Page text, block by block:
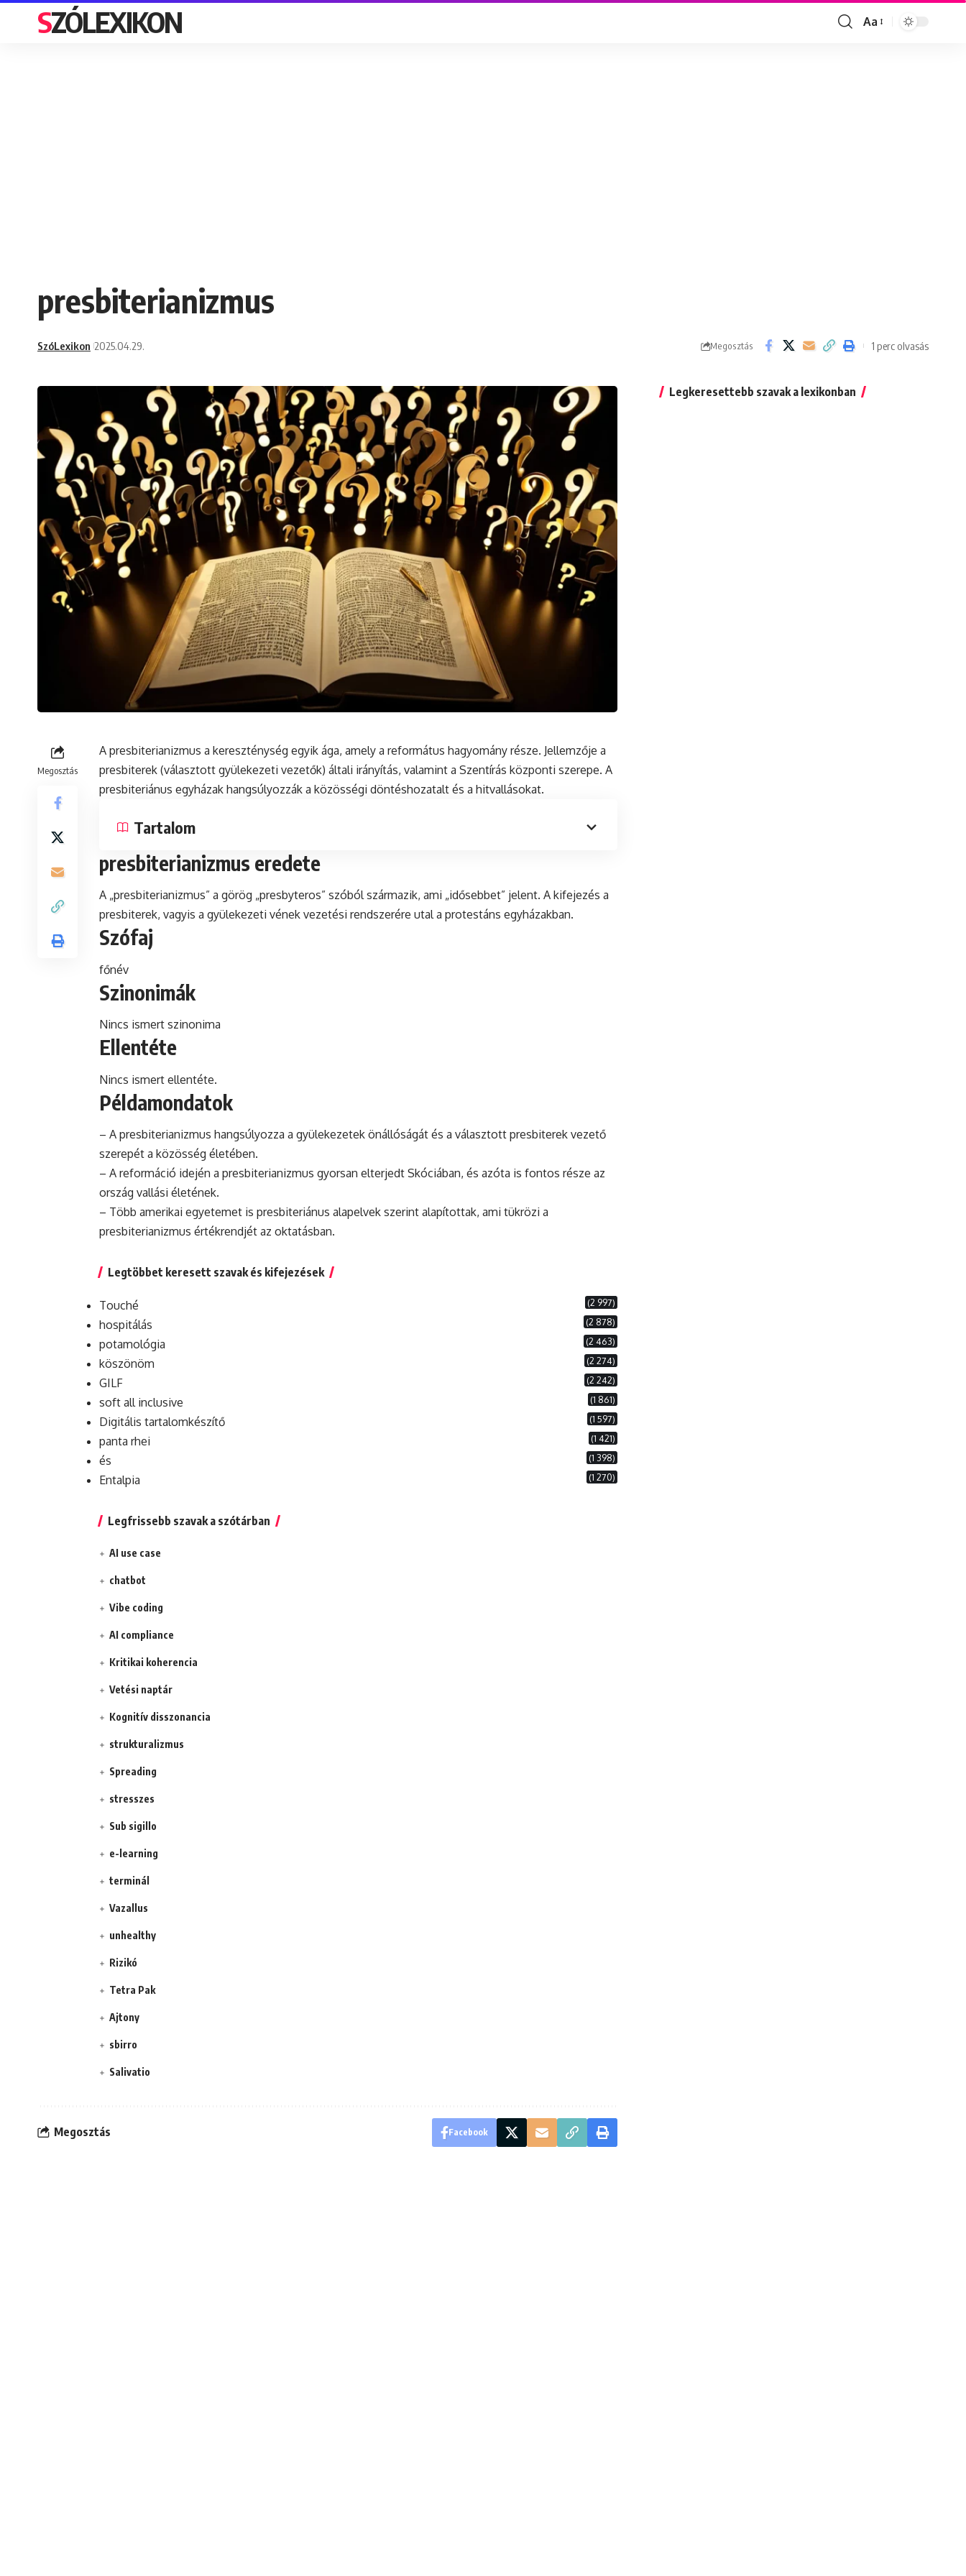
SZÓLEXIKON
Font
Aa
presbiterianizmus
SzóLexikon 2025.04.29. Megosztás 1 perc olvasás
Megosztás
A presbiterianizmus a kereszténység egyik ága, amely a református hagyomány része. Jellemzője a
presbiterek (választott gyülekezeti vezetők) általi irányítás, valamint a Szentírás központi szerepe. A
presbiteriánus egyházak hangsúlyozzák a közösségi döntéshozatalt és a hitvallásokat.
Tartalom
presbiterianizmus eredete
A „presbiterianizmus” a görög „presbyteros” szóból származik, ami „idősebbet” jelent. A kifejezés a
presbiterek, vagyis a gyülekezeti vének vezetési rendszerére utal a protestáns egyházakban.
Szófaj
főnév
Szinonimák
Nincs ismert szinonima
Ellentéte
Nincs ismert ellentéte.
Példamondatok
– A presbiterianizmus hangsúlyozza a gyülekezetek önállóságát és a választott presbiterek vezető
szerepét a közösség életében.
– A reformáció idején a presbiterianizmus gyorsan elterjedt Skóciában, és azóta is fontos része az
ország vallási életének.
– Több amerikai egyetemet is presbiteriánus alapelvek szerint alapítottak, ami tükrözi a
presbiterianizmus értékrendjét az oktatásban.
Legtöbbet keresett szavak és kifejezések
Touché (2 997)
hospitálás (2 878)
potamológia (2 463)
köszönöm (2 274)
GILF (2 242)
soft all inclusive (1 861)
Digitális tartalomkészítő (1 597)
panta rhei (1 421)
és (1 398)
Entalpia (1 270)
Legfrissebb szavak a szótárban
AI use case
chatbot
Vibe coding
AI compliance
Kritikai koherencia
Vetési naptár
Kognitív disszonancia
strukturalizmus
Spreading
stresszes
Sub sigillo
e-learning
terminál
Vazallus
unhealthy
Rizikó
Tetra Pak
Ajtony
sbirro
Salivatio
Megosztás Facebook
Legkeresettebb szavak a lexikonban